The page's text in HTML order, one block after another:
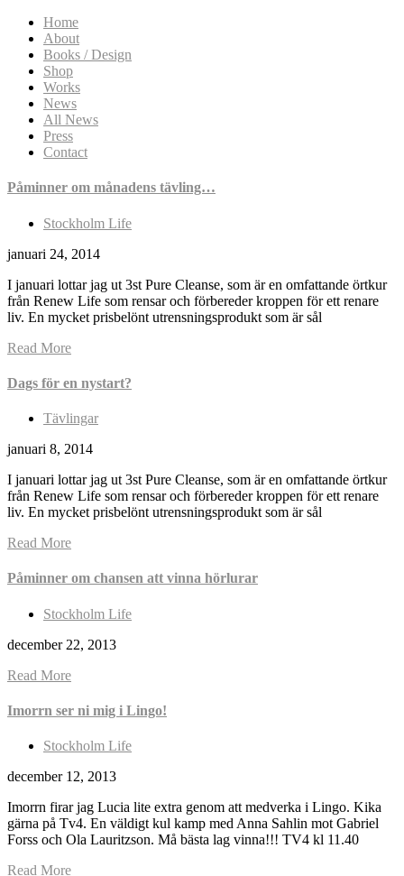
Home
About
Books / Design
Shop
Works
News
All News
Press
Contact
Påminner om månadens tävling…
Stockholm Life
januari 24, 2014
I januari lottar jag ut 3st Pure Cleanse, som är en omfattande örtkur
från Renew Life som rensar och förbereder kroppen för ett renare
liv. En mycket prisbelönt utrensningsprodukt som är sål
Read More
Dags för en nystart?
Tävlingar
januari 8, 2014
I januari lottar jag ut 3st Pure Cleanse, som är en omfattande örtkur
från Renew Life som rensar och förbereder kroppen för ett renare
liv. En mycket prisbelönt utrensningsprodukt som är sål
Read More
Påminner om chansen att vinna hörlurar
Stockholm Life
december 22, 2013
Read More
Imorrn ser ni mig i Lingo!
Stockholm Life
december 12, 2013
Imorrn firar jag Lucia lite extra genom att medverka i Lingo. Kika
gärna på Tv4. En väldigt kul kamp med Anna Sahlin mot Gabriel
Forss och Ola Lauritzson. Må bästa lag vinna!!! TV4 kl 11.40
Read More